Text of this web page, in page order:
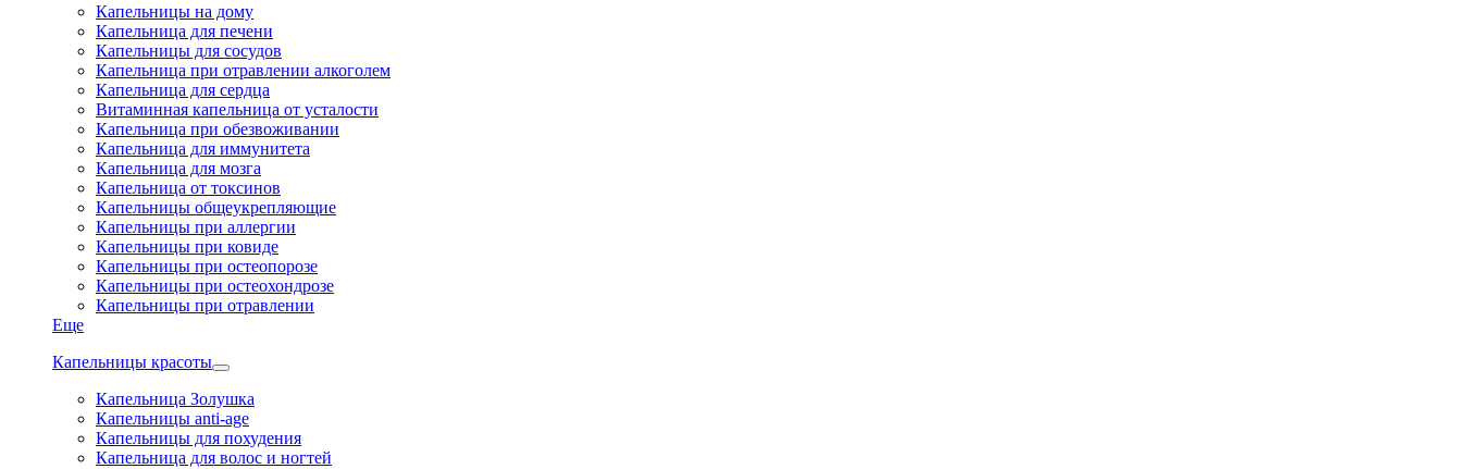
Капельницы на дому
Капельница для печени
Капельницы для сосудов
Капельница при отравлении алкоголем
Капельница для сердца
Витаминная капельница от усталости
Капельница при обезвоживании
Капельница для иммунитета
Капельница для мозга
Капельница от токсинов
Капельницы общеукрепляющие
Капельницы при аллергии
Капельницы при ковиде
Капельницы при остеопорозе
Капельницы при остеохондрозе
Капельницы при отравлении
Еще
Капельницы красоты
Капельница Золушка
Капельницы anti-age
Капельницы для похудения
Капельница для волос и ногтей